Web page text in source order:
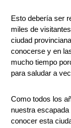
Esto debería ser
miles de
ciudad
conocerse y en
mucho tiempo
para saludar a
Como todos los
nuestra
conocer esta